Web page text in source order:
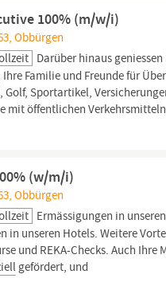
100% (m/w/i)
Obbürgen
Darüber hinaus
Familie und Freunde für
Sportartikel,
mit öffentlichen
(w/m/i)
Obbürgen
Ermässigungen in
in unseren Hotels. Weitere
und REKA-Checks. Auch
gefördert, und